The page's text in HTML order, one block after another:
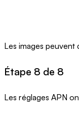
Les images peuvent
Étape 8 de 8
Les réglages APN